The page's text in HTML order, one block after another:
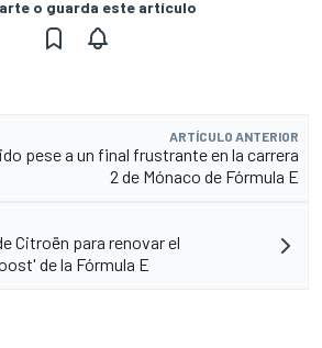
o guarda este artículo
ARTÍCULO ANTERIOR
pese a un final frustrante en la carrera
2 de Mónaco de Fórmula E
Citroën para renovar el
de la Fórmula E